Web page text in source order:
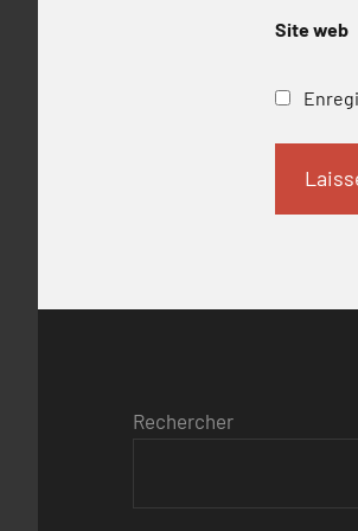
Site web
Rechercher